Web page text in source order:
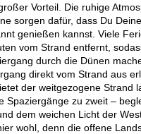
Vorteil. Die ruhige
sorgen dafür, dass Du
genießen kannst. Viele
vom Strand entfernt,
durch die Dünen
direkt vom Strand aus
der weitgezogene Strand
Spaziergänge zu zweit –
dem weichen Licht der
wohl, denn die offene